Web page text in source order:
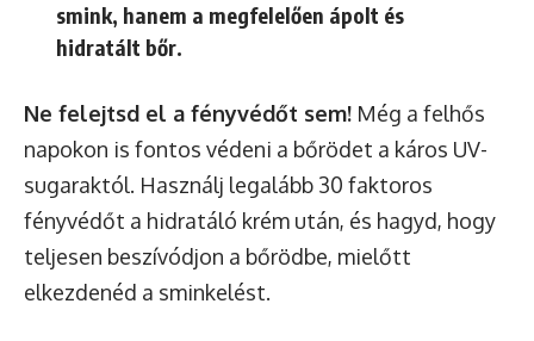
smink, hanem a megfelelően ápolt és
hidratált bőr.
Ne felejtsd el a fényvédőt sem! Még a felhős
napokon is fontos védeni a bőrödet a káros UV-
sugaraktól. Használj legalább 30 faktoros
fényvédőt a hidratáló krém után, és hagyd, hogy
teljesen beszívódjon a bőrödbe, mielőtt
elkezdenéd a sminkelést.